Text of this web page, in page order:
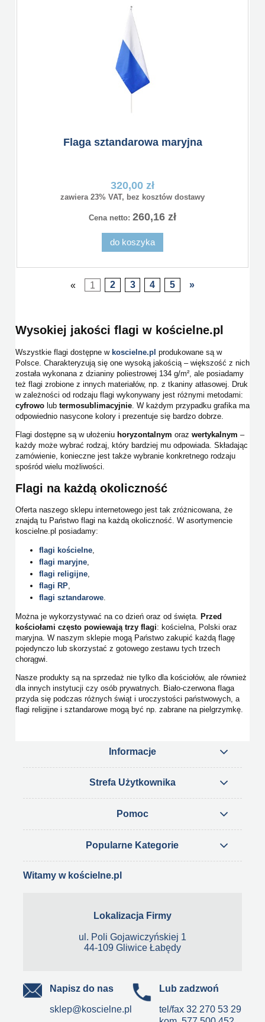
Flaga sztandarowa maryjna
320,00 zł
zawiera 23% VAT, bez kosztów dostawy
Cena netto: 260,16 zł
do koszyka
« 1 2 3 4 5 »
Wysokiej jakości flagi w kościelne.pl
Wszystkie flagi dostępne w koscielne.pl produkowane są w
Polsce. Charakteryzują się one wysoką jakością – większość z nich
została wykonana z dzianiny poliestrowej 134 g/m², ale posiadamy
też flagi zrobione z innych materiałów, np. z tkaniny atłasowej. Druk
w zależności od rodzaju flagi wykonywany jest różnymi metodami:
cyfrowo lub termosublimacyjnie . W każdym przypadku grafika ma
odpowiednio nasycone kolory i prezentuje się bardzo dobrze.
Flagi dostępne są w ułożeniu horyzontalnym oraz wertykalnym –
każdy może wybrać rodzaj, który bardziej mu odpowiada. Składając
zamówienie, konieczne jest także wybranie konkretnego rodzaju
spośród wielu możliwości.
Flagi na każdą okoliczność
Oferta naszego sklepu internetowego jest tak zróżnicowana, że
znajdą tu Państwo flagi na każdą okoliczność. W asortymencie
koscielne.pl posiadamy:
flagi kościelne
flagi maryjne
flagi religijne
flagi RP
flagi sztandarowe
Można je wykorzystywać na co dzień oraz od święta.
Przed
kościołami często powiewają trzy flagi: kościelna, Polski oraz
maryjna. W naszym sklepie mogą Państwo zakupić każdą flagę
pojedynczo lub skorzystać z gotowego zestawu tych trzech
chorągwi.
Nasze produkty są na sprzedaż nie tylko dla kościołów, ale również
dla innych instytucji czy osób prywatnych. Biało-czerwona flaga
przyda się podczas różnych świąt i uroczystości państwowych, a
flagi religijne i sztandarowe mogą być np. zabrane na pielgrzymkę.
Informacje
Strefa Użytkownika
Pomoc
Popularne Kategorie
Witamy w kościelne.pl
Lokalizacja Firmy
ul. Poli Gojawiczyńskiej 1
44-109 Gliwice Łabędy
Napisz do nas
sklep@koscielne.pl
Lub zadzwoń
tel/fax 32 270 53 29